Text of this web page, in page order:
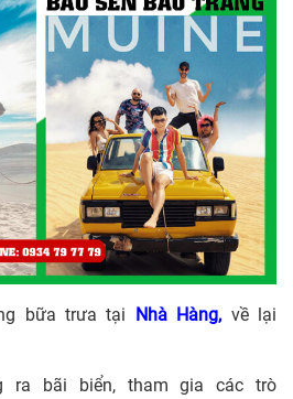
bữa trưa tại Nhà Hàng, về lại
ra bãi biển, tham gia các trò